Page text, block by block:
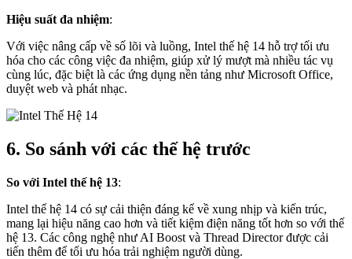
Hiệu suất đa nhiệm:
Với việc nâng cấp về số lõi và luồng, Intel thế hệ 14 hỗ trợ tối ưu
hóa cho các công việc đa nhiệm, giúp xử lý mượt mà nhiều tác vụ
cùng lúc, đặc biệt là các ứng dụng nền tảng như Microsoft Office,
duyệt web và phát nhạc.
6. So sánh với các thế hệ trước
So với Intel thế hệ 13:
Intel thế hệ 14 có sự cải thiện đáng kể về xung nhịp và kiến trúc,
mang lại hiệu năng cao hơn và tiết kiệm điện năng tốt hơn so với thế
hệ 13. Các công nghệ như AI Boost và Thread Director được cải
tiến thêm để tối ưu hóa trải nghiệm người dùng.